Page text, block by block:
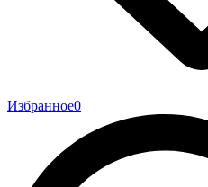
Избранное0